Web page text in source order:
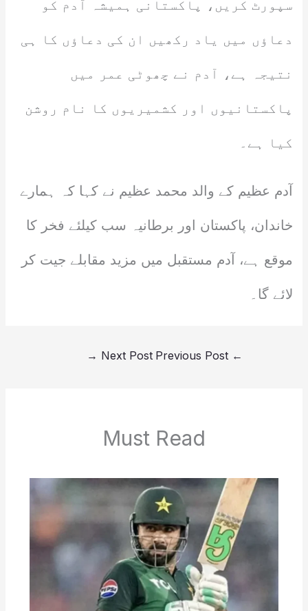
سپورٹ کریں، پاکستانی ہمیشہ آدم کو
دعاؤں میں یاد رکھیں ان کی دعاؤں کا ہی
نتیجہ ہے، آدم نے چھوٹی عمر میں
پاکستانیوں اور کشمیریوں کا نام روشن
کیا ہے۔
آدم عظیم کے والد محمد عظیم نے کہا کہ ہمارے
خاندان، پاکستان اور برطانیہ سب کیلئے فخر کا
موقع ہے، آدم مستقبل میں مزید مقابلے جیت کر
لائے گا۔
←
Next Post
→
Must Read